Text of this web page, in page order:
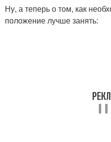
Ну, а теперь о том, как
положение лучше занять: